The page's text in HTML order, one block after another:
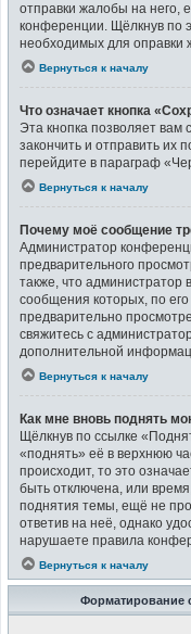
отправки жалобы на него,
конференции. Щёлкнув по
необходимых для оправки
Вернуться к началу
Что означает кнопка
Эта кнопка позволяет вам
закончить и отправить их
перейдите в параграф
Вернуться к началу
Почему моё сообщение
Администратор
предварительного
также, что администратор
сообщения которых, по
предварительно
свяжитесь с
дополнительной
Вернуться к началу
Как мне вновь поднять
Щёлкнув по ссылке
«поднять» её в верхнюю
происходит, то это
быть отключена, или
поднятия темы, ещё не
ответив на неё, однако
нарушаете правила
Вернуться к началу
Форматирование